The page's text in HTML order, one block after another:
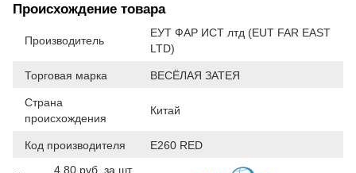
Происхождение товара
Производитель
ЕУТ ФАР ИСТ лтд (EUT FAR EAST
LTD)
Торговая марка ВЕСЁЛАЯ ЗАТЕЯ
Страна
происхождения
Китай
Код производителя E260 RED
4,80 руб. за шт